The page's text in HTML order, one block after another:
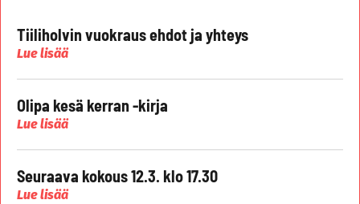
Tiiliholvin vuokraus ehdot ja yhteys
Lue lisää
Olipa kesä kerran -kirja
Lue lisää
Seuraava kokous 12.3. klo 17.30
Lue lisää